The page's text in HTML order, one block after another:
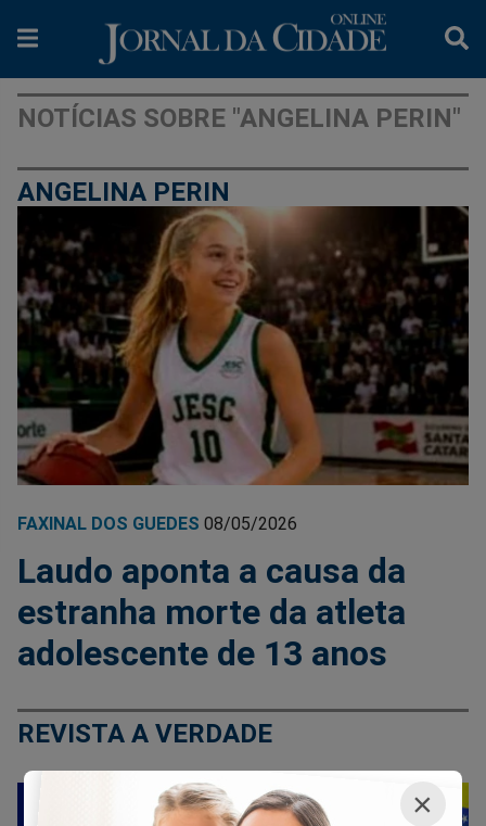
×
NOTÍCIAS SOBRE "ANGELINA PERIN"
ANGELINA PERIN
FAXINAL DOS GUEDES 08/05/2026
Laudo aponta a causa da
estranha morte da atleta
adolescente de 13 anos
REVISTA A VERDADE